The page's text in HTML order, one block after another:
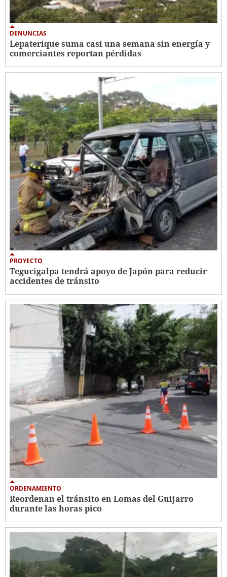
DENUNCIAS
Lepaterique suma casi una semana sin energía y
comerciantes reportan pérdidas
PROYECTO
Tegucigalpa tendrá apoyo de Japón para reducir
accidentes de tránsito
ORDENAMIENTO
Reordenan el tránsito en Lomas del Guijarro
durante las horas pico